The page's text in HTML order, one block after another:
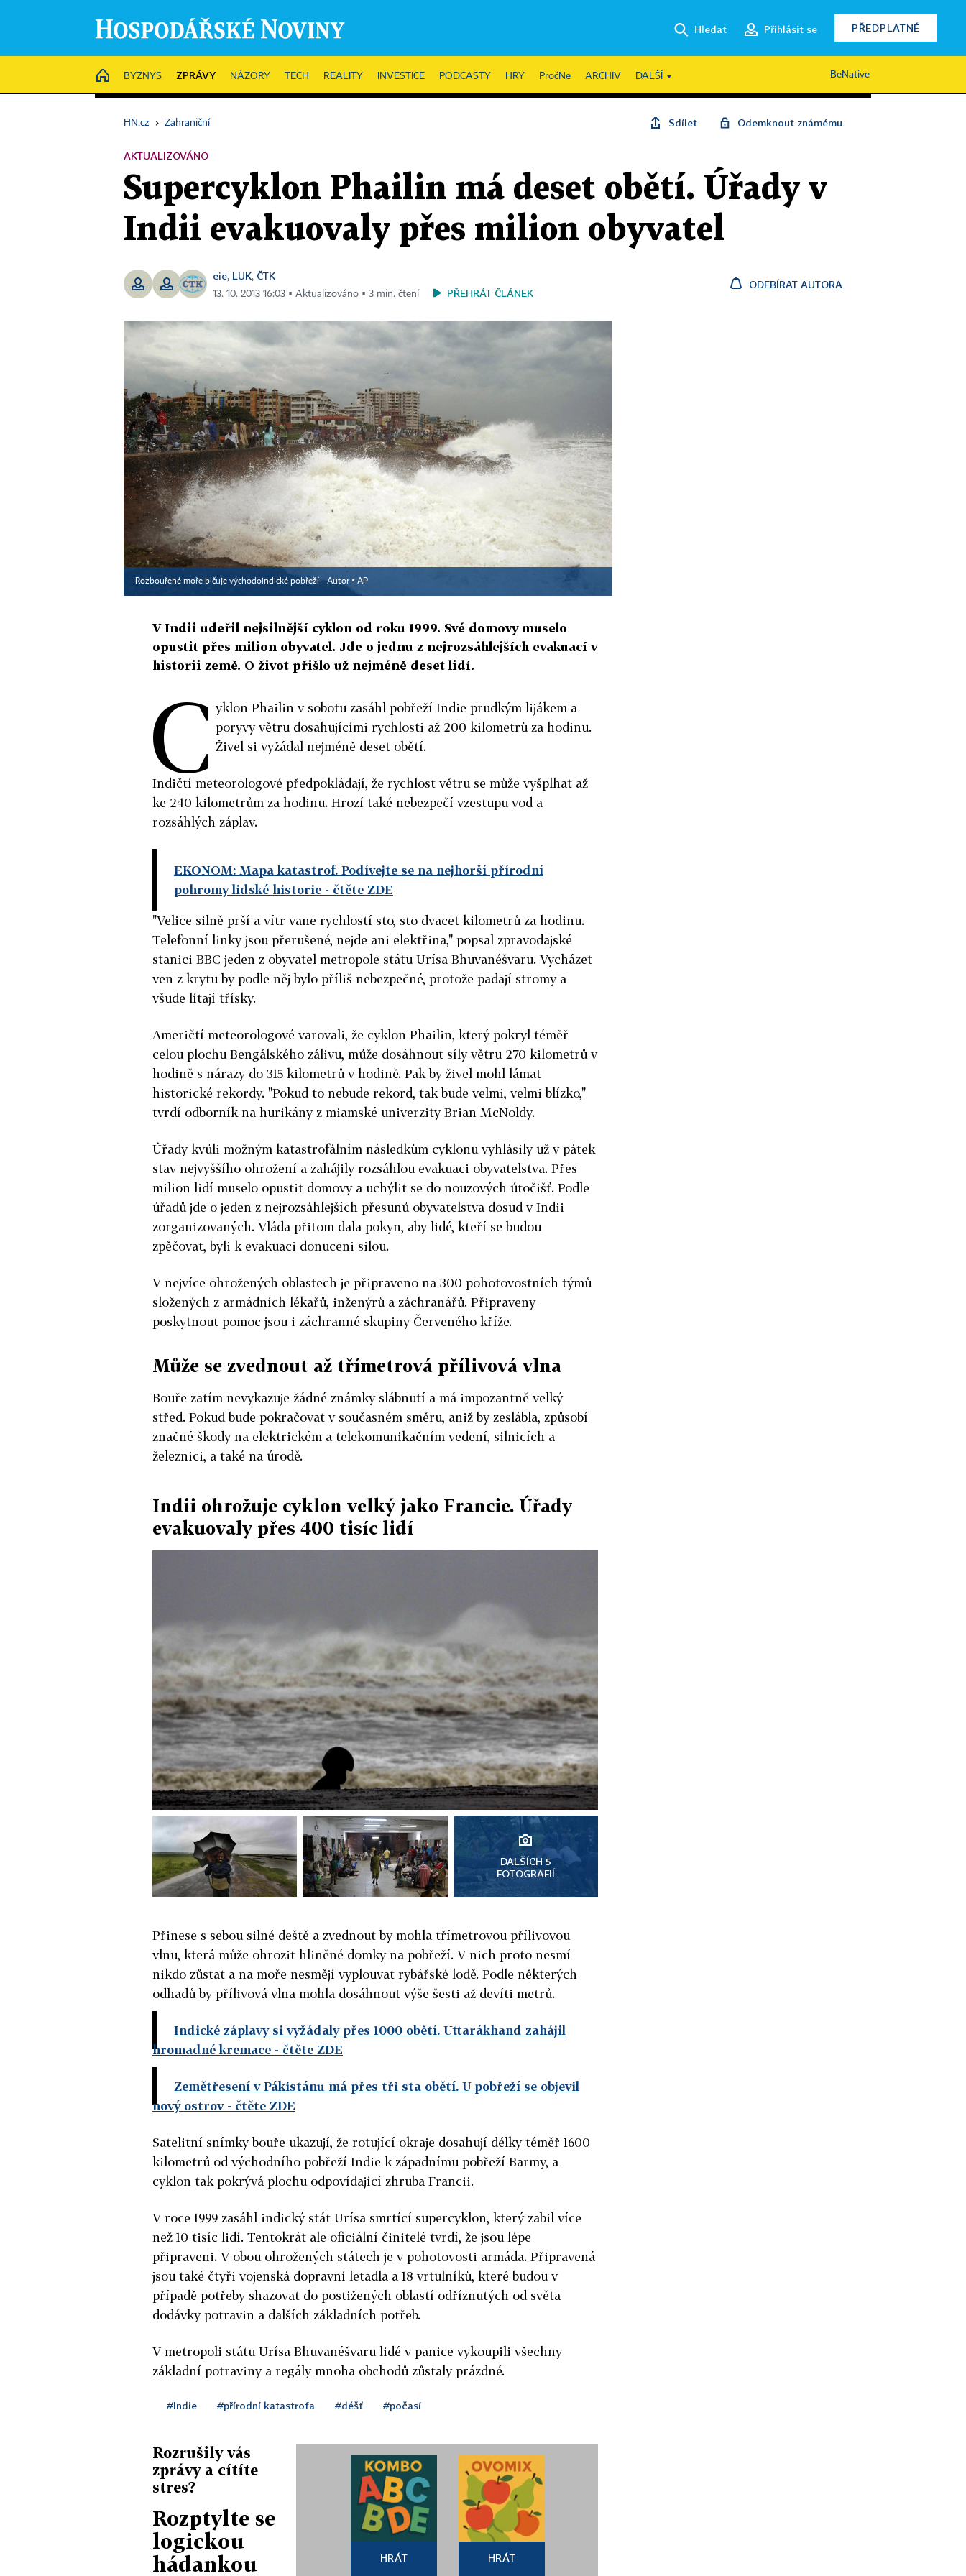
Hledat Přihlásit se PŘEDPLATNÉ
HOME
BYZNYS ZPRÁVY NÁZORY TECH REALITY INVESTICE PODCASTY HRY PročNe ARCHIV DALŠÍ BeNative
HN.cz › Zahraniční Sdílet Odemknout známému
AKTUALIZOVÁNO
Supercyklon Phailin má deset obětí. Úřady v
Indii evakuovaly přes milion obyvatel
eie, LUK, ČTK
13. 10. 2013 16:03 ▪ Aktualizováno ▪ 3 min. čtení PŘEHRÁT ČLÁNEK
ODEBÍRAT AUTORA
Rozbouřené moře bičuje východoindické pobřeží Autor ▪ AP
V Indii udeřil nejsilnější cyklon od roku 1999. Své domovy muselo
opustit přes milion obyvatel. Jde o jednu z nejrozsáhlejších evakuací v
historii země. O život přišlo už nejméně deset lidí.
C yklon Phailin v sobotu zasáhl pobřeží Indie prudkým lijákem a
poryvy větru dosahujícími rychlosti až 200 kilometrů za hodinu.
Živel si vyžádal nejméně deset obětí.
Indičtí meteorologové předpokládají, že rychlost větru se může vyšplhat až
ke 240 kilometrům za hodinu. Hrozí také nebezpečí vzestupu vod a
rozsáhlých záplav.
EKONOM: Mapa katastrof. Podívejte se na nejhorší přírodní
pohromy lidské historie - čtěte ZDE
"Velice silně prší a vítr vane rychlostí sto, sto dvacet kilometrů za hodinu.
Telefonní linky jsou přerušené, nejde ani elektřina," popsal zpravodajské
stanici BBC jeden z obyvatel metropole státu Urísa Bhuvanéšvaru. Vycházet
ven z krytu by podle něj bylo příliš nebezpečné, protože padají stromy a
všude lítají třísky.
Američtí meteorologové varovali, že cyklon Phailin, který pokryl téměř
celou plochu Bengálského zálivu, může dosáhnout síly větru 270 kilometrů v
hodině s nárazy do 315 kilometrů v hodině. Pak by živel mohl lámat
historické rekordy. "Pokud to nebude rekord, tak bude velmi, velmi blízko,"
tvrdí odborník na hurikány z miamské univerzity Brian McNoldy.
Úřady kvůli možným katastrofálním následkům cyklonu vyhlásily už v pátek
stav nejvyššího ohrožení a zahájily rozsáhlou evakuaci obyvatelstva. Přes
milion lidí muselo opustit domovy a uchýlit se do nouzových útočišť. Podle
úřadů jde o jeden z nejrozsáhlejších přesunů obyvatelstva dosud v Indii
zorganizovaných. Vláda přitom dala pokyn, aby lidé, kteří se budou
zpěčovat, byli k evakuaci donuceni silou.
V nejvíce ohrožených oblastech je připraveno na 300 pohotovostních týmů
složených z armádních lékařů, inženýrů a záchranářů. Připraveny
poskytnout pomoc jsou i záchranné skupiny Červeného kříže.
Může se zvednout až třímetrová přílivová vlna
Bouře zatím nevykazuje žádné známky slábnutí a má impozantně velký
střed. Pokud bude pokračovat v současném směru, aniž by zeslábla, způsobí
značné škody na elektrickém a telekomunikačním vedení, silnicích a
železnici, a také na úrodě.
Indii ohrožuje cyklon velký jako Francie. Úřady
evakuovaly přes 400 tisíc lidí
DALŠÍCH 5
FOTOGRAFIÍ
Přinese s sebou silné deště a zvednout by mohla třímetrovou přílivovou
vlnu, která může ohrozit hliněné domky na pobřeží. V nich proto nesmí
nikdo zůstat a na moře nesmějí vyplouvat rybářské lodě. Podle některých
odhadů by přílivová vlna mohla dosáhnout výše šesti až devíti metrů.
Indické záplavy si vyžádaly přes 1000 obětí. Uttarákhand zahájil
hromadné kremace - čtěte ZDE
Zemětřesení v Pákistánu má přes tři sta obětí. U pobřeží se objevil
nový ostrov- čtěte ZDE
Satelitní snímky bouře ukazují, že rotující okraje dosahují délky téměř 1600
kilometrů od východního pobřeží Indie k západnímu pobřeží Barmy, a
cyklon tak pokrývá plochu odpovídající zhruba Francii.
V roce 1999 zasáhl indický stát Urísa smrtící supercyklon, který zabil více
než 10 tisíc lidí. Tentokrát ale oficiální činitelé tvrdí, že jsou lépe
připraveni. V obou ohrožených státech je v pohotovosti armáda. Připravená
jsou také čtyři vojenská dopravní letadla a 18 vrtulníků, které budou v
případě potřeby shazovat do postižených oblastí odříznutých od světa
dodávky potravin a dalších základních potřeb.
V metropoli státu Urísa Bhuvanéšvaru lidé v panice vykoupili všechny
základní potraviny a regály mnoha obchodů zůstaly prázdné.
#Indie #přírodní katastrofa #déšť #počasí
Rozrušily vás
zprávy a cítíte
stres?
Rozptylte se
logickou
hádankou
HRÁT HRÁT